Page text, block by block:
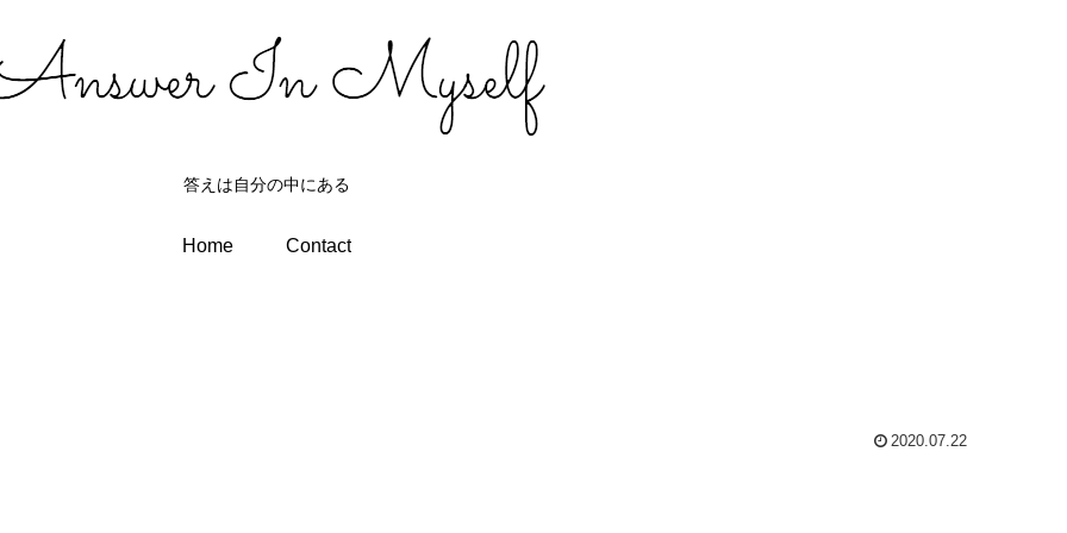
答えは自分の中にある
Home Contact
2020.07.22